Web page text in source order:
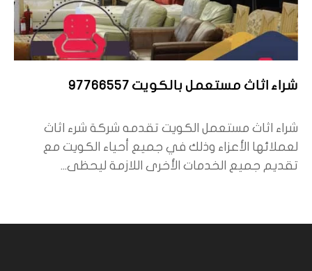
شراء اثاث مستعمل بالكويت 97766557
شراء اثاث مستعمل الكويت تقدمه شركة شرء اثاث
لعملائها الأعزاء وذلك في جميع أحياء الكويت مع
تقديم جميع الخدمات الأخرى اللازمة ليحظى...